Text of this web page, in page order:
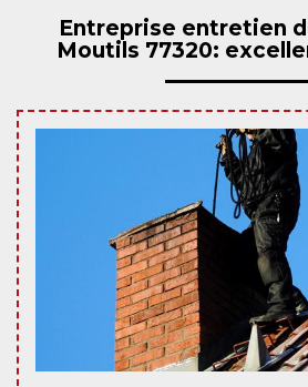
Entreprise entretien
Moutils 77320: